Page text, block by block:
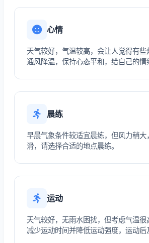
心情
天气较好，气温较高，会让人觉得有些
通风降温，保持心态平和，给自己的情
晨练
早晨气象条件较适宜晨练，但风力稍大
滑，请选择合适的地点晨练。
运动
天气较好，无雨水困扰，但考虑气温很
减少运动时间并降低运动强度，运动后